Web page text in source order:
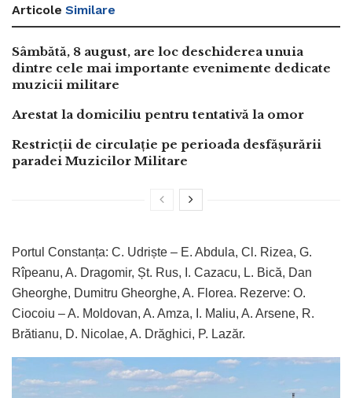
Articole Similare
Sâmbătă, 8 august, are loc deschiderea unuia
dintre cele mai importante evenimente dedicate
muzicii militare
Arestat la domiciliu pentru tentativă la omor
Restricții de circulație pe perioada desfășurării
paradei Muzicilor Militare
Portul Constanța: C. Udriște – E. Abdula, Cl. Rizea, G.
Rîpeanu, A. Dragomir, Șt. Rus, I. Cazacu, L. Bică, Dan
Gheorghe, Dumitru Gheorghe, A. Florea. Rezerve: O.
Ciocoiu – A. Moldovan, A. Amza, I. Maliu, A. Arsene, R.
Brătianu, D. Nicolae, A. Drăghici, P. Lazăr.